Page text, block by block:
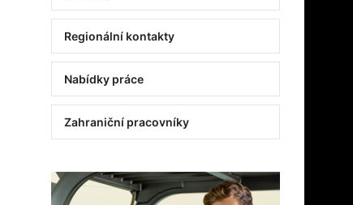
Regionální kontakty
Nabídky práce
Zahraniční pracovníky